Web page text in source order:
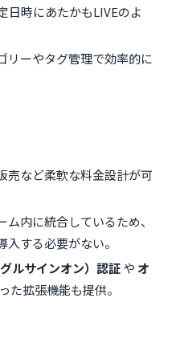
日時にあたかもLIVEのよ
リーやタグ管理で効率的に
売など柔軟な料金設計が可
内に統合しているため、
する必要がない。
ルサインオン）認証や オ
た拡張機能も提供。